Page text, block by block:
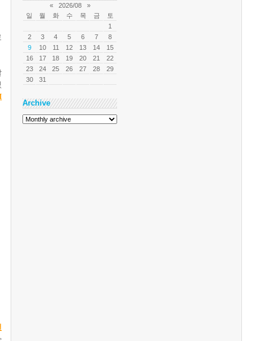
« 2026/08
»
일
월 화 수 목 금
토
1
2
3 4 5 6 7
8
9
10 11 12 13 14
15
16
17 18 19 20 21
22
23
24 25 26 27 28
29
30
31
Archive